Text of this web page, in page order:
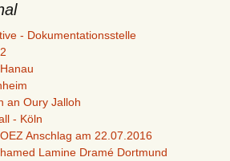
- Dokumentationsstelle
an Oury Jalloh
- Köln
Anschlag am 22.07.2016
Lamine Dramé Dortmund